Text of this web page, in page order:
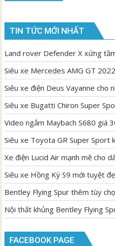
TIN TỨC MỚI NHẤT
Land rover Defender X xứng
Siêu xe Mercedes AMG GT
Siêu xe điện Deus Vayanne cho
Siêu xe Bugatti Chiron Super
Video ngắm Maybach S680 giá
Siêu xe Toyota GR Super Sport
Xe điện Lucid Air mạnh mẽ cho
Siêu xe Hồng Kỳ S9 mới tuyệt
Bentley Flying Spur thêm tùy
Nội thất khủng Bentley Flying
FACEBOOK PAGE